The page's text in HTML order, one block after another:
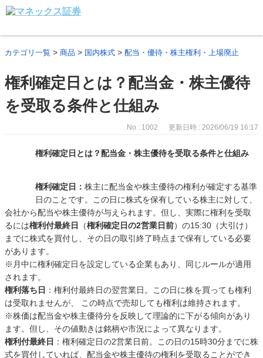
カテゴリ一覧 > 商品 > 国内株式 > 配当・優待・株主権利・上場廃止
権利確定日とは？配当金・株主優待
を受取る条件と仕組み
No : 1002 更新日時 : 2026/06/19 16:17
権利確定日とは？配当金・株主優待を受取る条件と仕組み
権利確定日： 株主に配当金や株主優待の権利が確定する基準
日のことです。この日に株式を保有している株主に対して、
会社から配当や株主優待が与えられます。但し、実際に権利を受取
るには権利付最終日 （権利確定日の2営業日前）の15:30（大引け）
までに株式を買付し、その日の取引終了時点まで保有している必要
があります。
※月中に権利確定日を設定している企業もあり、同じルールが適用
されます。
権利落ち日 ：権利付最終日の翌営業日。この日に株を買っても権利
は受取れませんが、 この時点で売却しても権利は維持されます。
※株価は配当金や株主優待分を反映して理論的に下がる傾向があり
ます。但し、その値動きは銘柄や市況によって異なります。
権利付最終日 ：権利確定日の2営業日前。この日の15時30分までに株
式を買付していれば、配当金や株主優待の権利を受取ることができ